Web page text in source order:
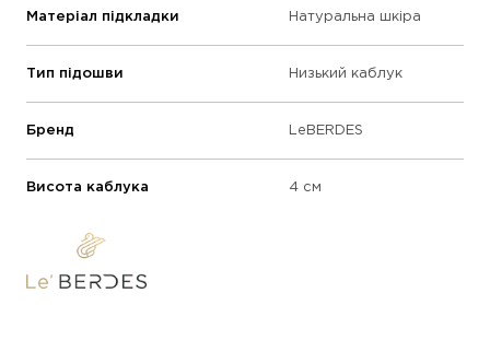
Матеріал підкладки Натуральна шкіра
Тип підошви Низький каблук
Бренд LeBERDES
Висота каблука 4 см